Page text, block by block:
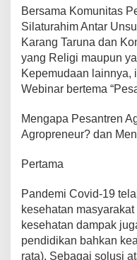
b
o
o
k
Bersama Komunitas
Silaturahim Antar
Karang Taruna dan
yang Religi maupun
Kepemudaan lainnya,
Webinar bertema
Mengapa Pesantren
Agropreneur? dan
Pertama
Pandemi Covid-19
kesehatan
kesehatan dampak
pendidikan bahkan
rata). Sebagai solusi